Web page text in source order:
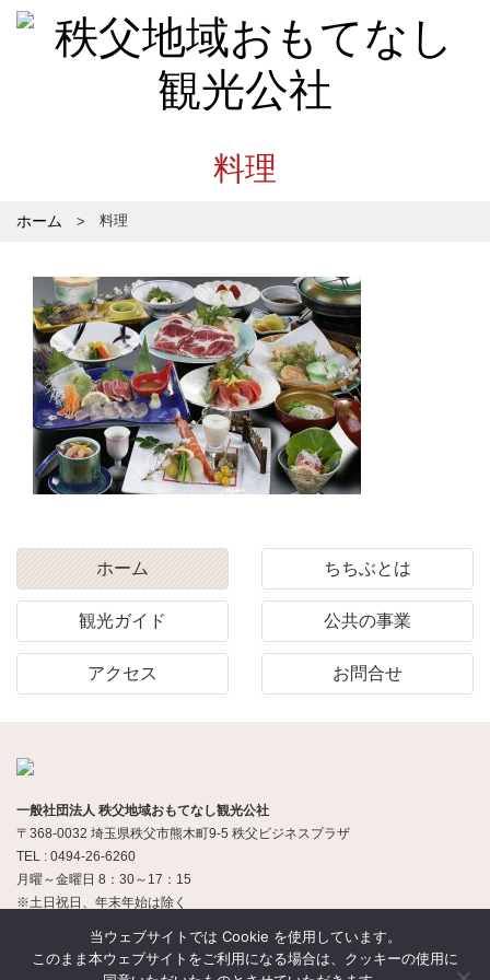
料理
ホーム 料理
ホーム ちちぶとは
観光ガイド 公共の事業
アクセス お問合せ
一般社団法人 秩父地域おもてなし観光公社
〒368-0032 埼玉県秩父市熊木町9-5 秩父ビジネスプラザ
TEL : 0494-26-6260
月曜～金曜日 8：30～17：15
※土日祝日、年末年始は除く
© 一般社団法人 秩父地域おもてなし観光公社
当ウェブサイトでは Cookie を使用しています。
このまま本ウェブサイトをご利用になる場合は、クッキーの使用に